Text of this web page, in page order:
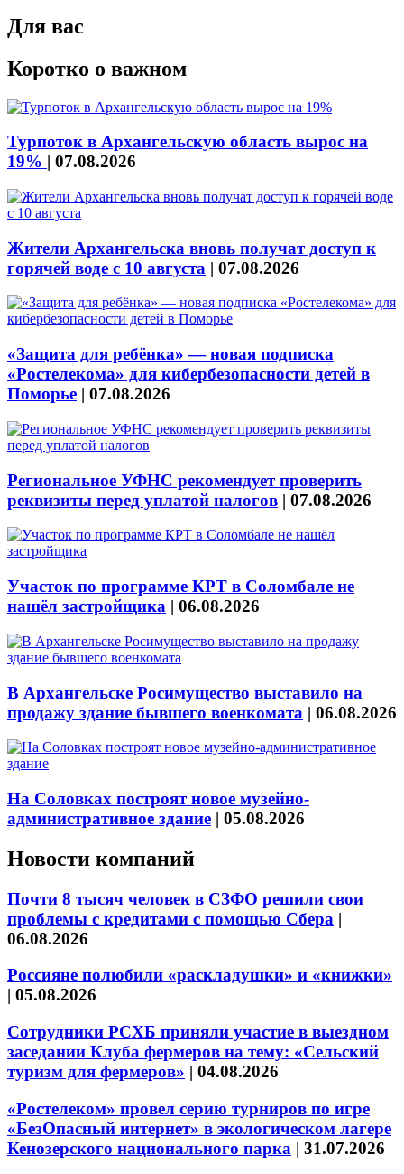
Для вас
Коротко о важном
Турпоток в Архангельскую область вырос на
19% | 07.08.2026
Жители Архангельска вновь получат доступ к
горячей воде с 10 августа | 07.08.2026
«Защита для ребёнка» — новая подписка
«Ростелекома» для кибербезопасности детей в
Поморье | 07.08.2026
Региональное УФНС рекомендует проверить
реквизиты перед уплатой налогов | 07.08.2026
Участок по программе КРТ в Соломбале не
нашёл застройщика | 06.08.2026
В Архангельске Росимущество выставило на
продажу здание бывшего военкомата | 06.08.2026
На Соловках построят новое музейно-
административное здание | 05.08.2026
Новости компаний
Почти 8 тысяч человек в СЗФО решили свои
проблемы с кредитами с помощью Сбера |
06.08.2026
Россияне полюбили «раскладушки» и «книжки»
| 05.08.2026
Сотрудники РСХБ приняли участие в выездном
заседании Клуба фермеров на тему: «Сельский
туризм для фермеров» | 04.08.2026
«Ростелеком» провел серию турниров по игре
«БезОпасный интернет» в экологическом лагере
Кенозерского национального парка | 31.07.2026